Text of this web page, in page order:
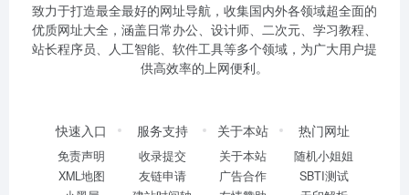
致力于打造最全最好的网址导航，收集国内外各领域超全面的
优质网址大全，涵盖日常办公、设计师、二次元、学习教程、
站长程序员、人工智能、软件工具等多个领域，为广大用户提
供高效率的上网便利。
快速入口
免责声明
XML地图
服务支持
收录提交
友链申请
关于本站
关于本站
广告合作
热门网址
随机小姐姐
SBTI测试